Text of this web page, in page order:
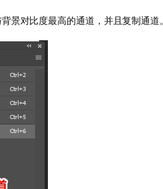
对比度最高的通道，并且复制通道。